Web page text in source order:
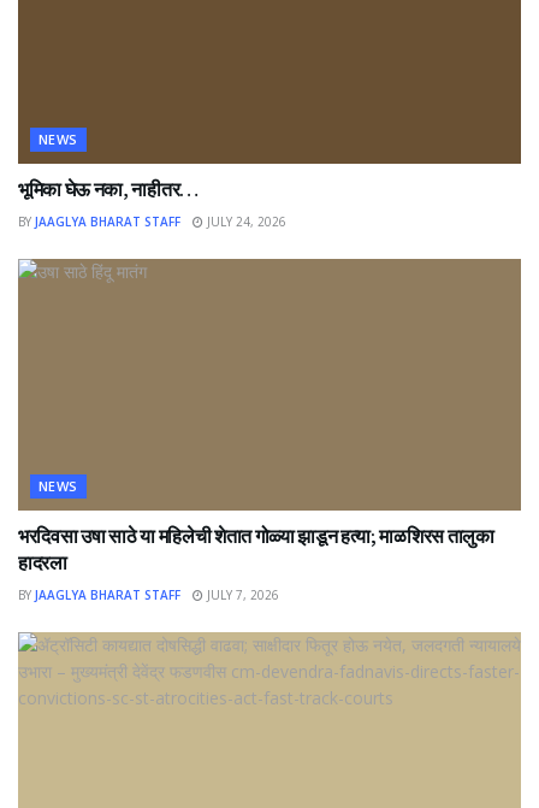
NEWS
भूमिका घेऊ नका, नाहीतर…
BY JAAGLYA BHARAT STAFF JULY 24, 2026
NEWS
भरदिवसा उषा साठे या महिलेची शेतात गोळ्या झाडून हत्या; माळशिरस तालुका
हादरला
BY JAAGLYA BHARAT STAFF JULY 7, 2026